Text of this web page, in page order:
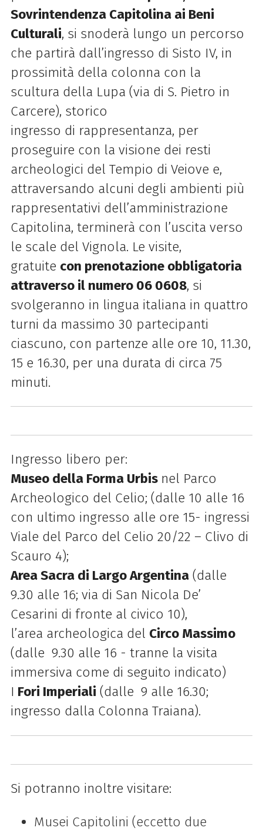
Sovrintendenza Capitolina ai Beni
Culturali, si snoderà lungo un percorso
che partirà dall’ingresso di Sisto IV, in
prossimità della colonna con la
scultura della Lupa (via di S. Pietro in
Carcere), storico
ingresso di rappresentanza, per
proseguire con la visione dei resti
archeologici del Tempio di Veiove e,
attraversando alcuni degli ambienti più
rappresentativi dell’amministrazione
Capitolina, terminerà con l’uscita verso
le scale del Vignola. Le visite,
gratuite con prenotazione obbligatoria
attraverso il numero 06 0608, si
svolgeranno in lingua italiana in quattro
turni da massimo 30 partecipanti
ciascuno, con partenze alle ore 10, 11.30,
15 e 16.30, per una durata di circa 75
minuti.
Ingresso libero per:
Museo della Forma Urbis nel Parco
Archeologico del Celio; (dalle 10 alle 16
con ultimo ingresso alle ore 15- ingressi
Viale del Parco del Celio 20/22 – Clivo di
Scauro 4);
Area Sacra di Largo Argentina(dalle
9.30 alle 16; via di San Nicola De’
Cesarini di fronte al civico 10),
l’area archeologica del Circo Massimo
(dalle 9.30 alle 16 - tranne la visita
immersiva come di seguito indicato)
I Fori Imperiali (dalle 9 alle 16.30;
ingresso dalla Colonna Traiana).
Si potranno inoltre visitare:
Musei Capitolini (eccetto due